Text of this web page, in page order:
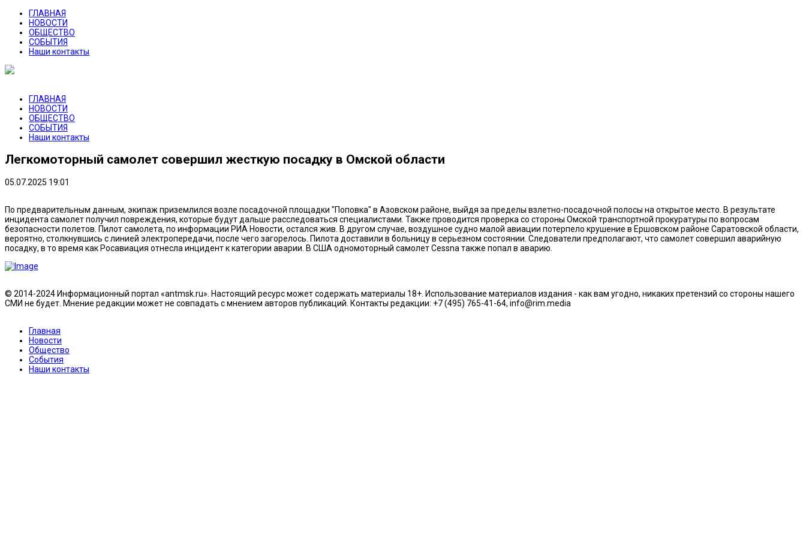
ГЛАВНАЯ
НОВОСТИ
ОБЩЕСТВО
СОБЫТИЯ
Наши контакты
ГЛАВНАЯ
НОВОСТИ
ОБЩЕСТВО
СОБЫТИЯ
Наши контакты
Легкомоторный самолет совершил жесткую посадку в Омской области
05.07.2025 19:01
По предварительным данным, экипаж приземлился возле посадочной площадки "Поповка" в Азовском районе, выйдя за пределы взлетно-посадочной полосы на открытое место. В результате
инцидента самолет получил повреждения, которые будут дальше расследоваться специалистами. Также проводится проверка со стороны Омской транспортной прокуратуры по вопросам
безопасности полетов. Пилот самолета, по информации РИА Новости, остался жив. В другом случае, воздушное судно малой авиации потерпело крушение в Ершовском районе Саратовской области,
вероятно, столкнувшись с линией электропередачи, после чего загорелось. Пилота доставили в больницу в серьезном состоянии. Следователи предполагают, что самолет совершил аварийную
посадку, в то время как Росавиация отнесла инцидент к категории аварии. В США одномоторный самолет Cessna также попал в аварию.
© 2014-2024 Информационный портал «antmsk.ru». Настоящий ресурс может содержать материалы 18+. Использование материалов издания - как вам угодно, никаких претензий со стороны нашего
СМИ не будет. Мнение редакции может не совпадать с мнением авторов публикаций. Контакты редакции: +7 (495) 765-41-64, info@rim.media
Главная
Новости
Общество
События
Наши контакты